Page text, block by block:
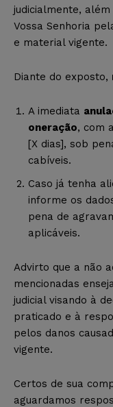
judicialmente,
Vossa Senhoria
e material vigente.
Diante do exposto,
A imediata
oneração, com
[X dias], sob
cabíveis.
Caso já tenha
informe os
pena de
aplicáveis.
Advirto que a não
mencionadas
judicial visando à
praticado e à
pelos danos
vigente.
Certos de sua
aguardamos